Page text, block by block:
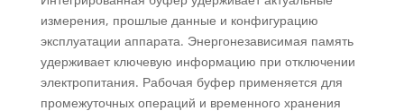
измерения, прошлые данные и конфигурацию
эксплуатации аппарата. Энергонезависимая память
удерживает ключевую информацию при отключении
электропитания. Рабочая буфер применяется для
промежуточных операций и временного хранения